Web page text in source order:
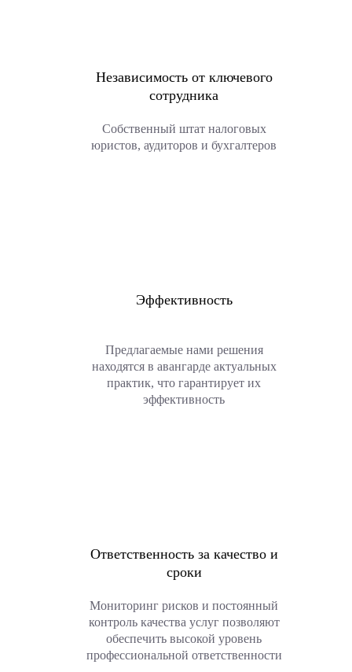
Независимость от ключевого
сотрудника
Собственный штат налоговых
юристов, аудиторов и бухгалтеров
Эффективность
Предлагаемые нами решения
находятся в авангарде актуальных
практик, что гарантирует их
эффективность
Ответственность за качество и
сроки
Мониторинг рисков и постоянный
контроль качества услуг позволяют
обеспечить высокой уровень
профессиональной ответственности